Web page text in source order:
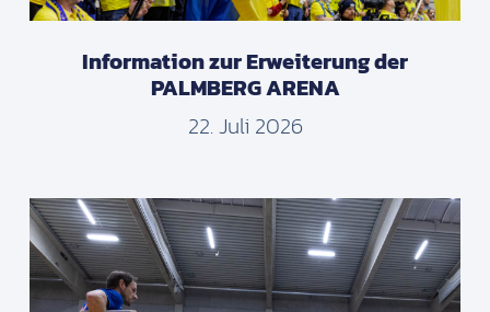
Information zur Erweiterung der
PALMBERG ARENA
22. Juli 2026